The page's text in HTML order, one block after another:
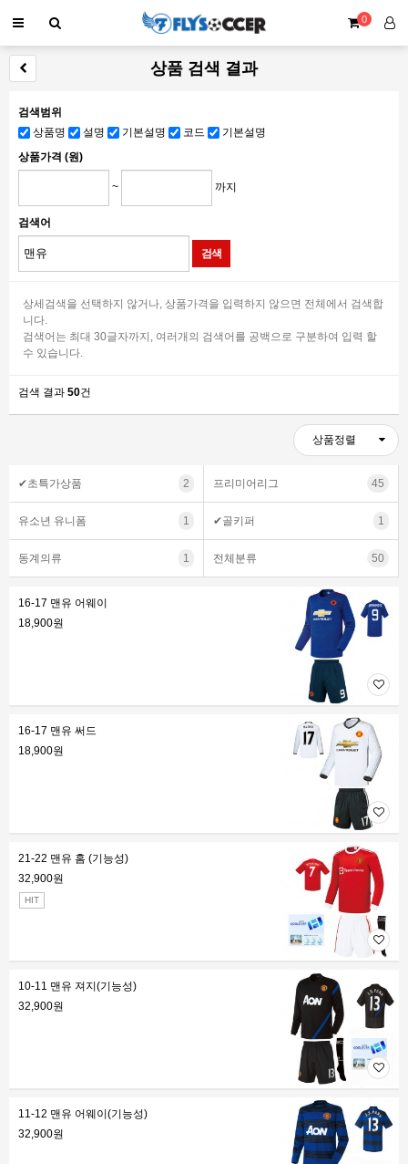
0
상품 검색 결과
검색범위
상품명
설명 기본설명 코드
기본설명
상품가격 (원)
~ 까지
검색어
상세검색을 선택하지 않거나, 상품가격을 입력하지 않으면 전체에서 검색합
니다.
검색어는 최대 30글자까지, 여러개의 검색어를 공백으로 구분하여 입력 할
수 있습니다.
검색 결과 50건
상품정렬
✔초특가상품 2 프리미어리그 45
유소년 유니폼 1 ✔골키퍼 1
동계의류 1 전체분류 50
16-17 맨유 어웨이
18,900원
16-17 맨유 써드
18,900원
21-22 맨유 홈 (기능성)
32,900원
HIT
10-11 맨유 져지(기능성)
32,900원
11-12 맨유 어웨이(기능성)
32,900원